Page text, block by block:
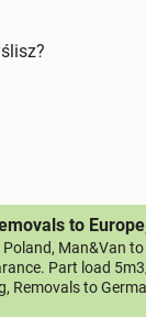
to
Man&Van
Part load
Removals to